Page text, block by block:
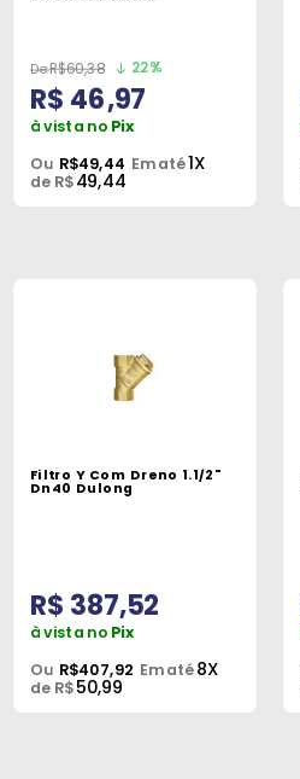
R$60,38 22%
R$ 46,97
à vista no Pix
Ou R$49,44 Em até1X
de R$49,44
Filtro Y Com Dreno 1.1/2"
Dn40 Dulong
R$ 387,52
à vista no Pix
Ou R$407,92 Em até8X
de R$50,99